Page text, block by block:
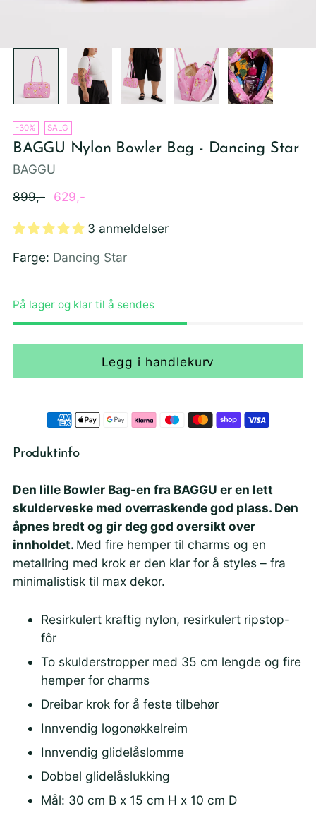
-30% SALG
BAGGU Nylon Bowler Bag - Dancing Star
BAGGU
Ordinær
899,- 629,-
3 anmeldelser
Farge: Dancing Star
På lager og klar til å sendes
Legg i handlekurv
Produktinfo
Den lille Bowler Bag-en fra BAGGU er en lett
skulderveske med overraskende god plass. Den
åpnes bredt og gir deg god oversikt over
innholdet. Med fire hemper til charms og en
metallring med krok er den klar for å styles – fra
minimalistisk til max dekor.
Resirkulert kraftig nylon, resirkulert ripstop-
fôr
To skulderstropper med 35 cm lengde og fire
hemper for charms
Dreibar krok for å feste tilbehør
Innvendig logonøkkelreim
Innvendig glidelåslomme
Dobbel glidelåslukking
Mål: 30 cm B x 15 cm H x 10 cm D